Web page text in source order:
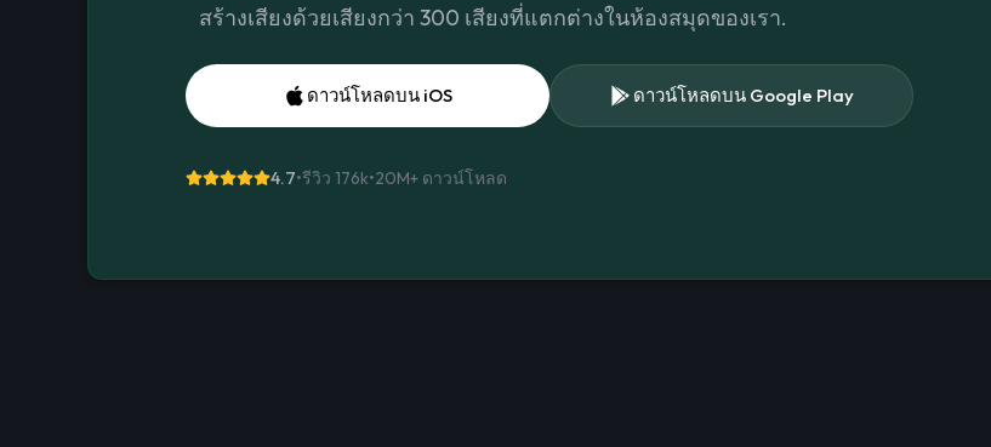
สร้างเสียงด้วยเสียงกว่า 300 เสียงที่แตกต่างในห้องสมุดของเรา.
ดาวน์โหลดบน iOS ดาวน์โหลดบน Google Play
4.7•รีวิว 176k•20M+ ดาวน์โหลด